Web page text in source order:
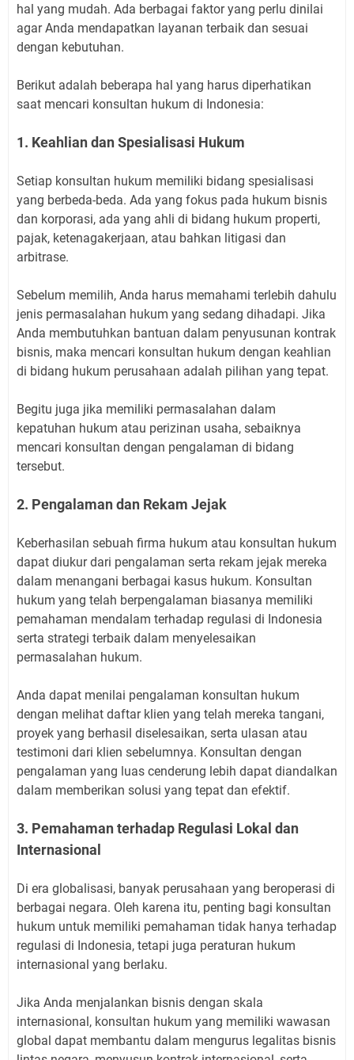
hal yang mudah. Ada berbagai faktor yang perlu dinilai
agar Anda mendapatkan layanan terbaik dan sesuai
dengan kebutuhan.
Berikut adalah beberapa hal yang harus diperhatikan
saat mencari konsultan hukum di Indonesia:
1. Keahlian dan Spesialisasi Hukum
Setiap konsultan hukum memiliki bidang spesialisasi
yang berbeda-beda. Ada yang fokus pada hukum bisnis
dan korporasi, ada yang ahli di bidang hukum properti,
pajak, ketenagakerjaan, atau bahkan litigasi dan
arbitrase.
Sebelum memilih, Anda harus memahami terlebih dahulu
jenis permasalahan hukum yang sedang dihadapi. Jika
Anda membutuhkan bantuan dalam penyusunan kontrak
bisnis, maka mencari konsultan hukum dengan keahlian
di bidang hukum perusahaan adalah pilihan yang tepat.
Begitu juga jika memiliki permasalahan dalam
kepatuhan hukum atau perizinan usaha, sebaiknya
mencari konsultan dengan pengalaman di bidang
tersebut.
2. Pengalaman dan Rekam Jejak
Keberhasilan sebuah firma hukum atau konsultan hukum
dapat diukur dari pengalaman serta rekam jejak mereka
dalam menangani berbagai kasus hukum. Konsultan
hukum yang telah berpengalaman biasanya memiliki
pemahaman mendalam terhadap regulasi di Indonesia
serta strategi terbaik dalam menyelesaikan
permasalahan hukum.
Anda dapat menilai pengalaman konsultan hukum
dengan melihat daftar klien yang telah mereka tangani,
proyek yang berhasil diselesaikan, serta ulasan atau
testimoni dari klien sebelumnya. Konsultan dengan
pengalaman yang luas cenderung lebih dapat diandalkan
dalam memberikan solusi yang tepat dan efektif.
3. Pemahaman terhadap Regulasi Lokal dan
Internasional
Di era globalisasi, banyak perusahaan yang beroperasi di
berbagai negara. Oleh karena itu, penting bagi konsultan
hukum untuk memiliki pemahaman tidak hanya terhadap
regulasi di Indonesia, tetapi juga peraturan hukum
internasional yang berlaku.
Jika Anda menjalankan bisnis dengan skala
internasional, konsultan hukum yang memiliki wawasan
global dapat membantu dalam mengurus legalitas bisnis